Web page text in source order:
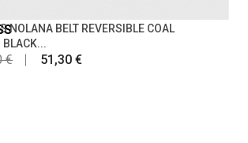
NOLANA BELT REVERSIBLE COAL
BLACK...
€ 51,30 €